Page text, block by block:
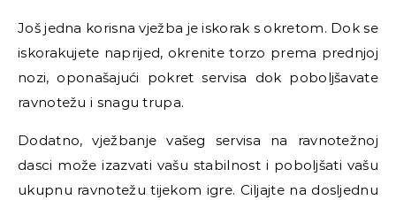
Još jedna korisna vježba je iskorak s okretom. Dok se
iskorakujete naprijed, okrenite torzo prema prednjoj
nozi, oponašajući pokret servisa dok poboljšavate
ravnotežu i snagu trupa.
Dodatno, vježbanje vašeg servisa na ravnotežnoj
dasci može izazvati vašu stabilnost i poboljšati vašu
ukupnu ravnotežu tijekom igre. Ciljajte na dosljednu